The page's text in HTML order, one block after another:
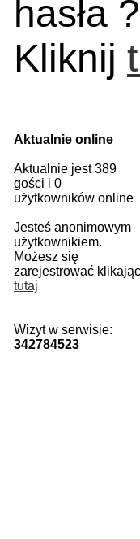
hasła ?
Kliknij
Aktualnie online
Aktualnie jest 389
gości i 0
użytkowników online
Jesteś anonimowym
użytkownikiem.
Możesz się
zarejestrować klikając
tutaj
Wizyt w serwisie:
342784523